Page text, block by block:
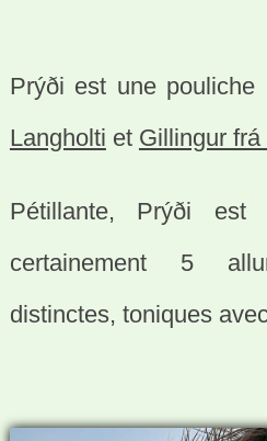
Prýði est une pouliche
Langholti et Gillingur
Pétillante, Prýði est
certainement 5
distinctes, toniques